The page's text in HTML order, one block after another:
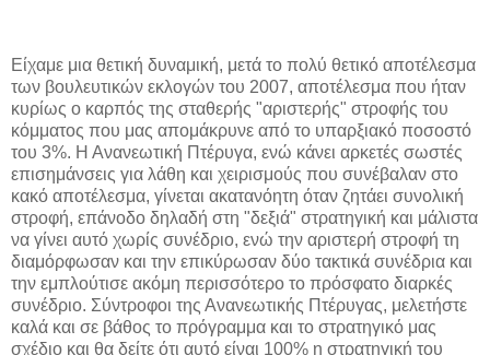
Είχαμε μια θετική δυναμική, μετά το πολύ θετικό αποτέλεσμα
των βουλευτικών εκλογών του 2007, αποτέλεσμα που ήταν
κυρίως ο καρπός της σταθερής "αριστερής" στροφής του
κόμματος που μας απομάκρυνε από το υπαρξιακό ποσοστό
του 3%. Η Ανανεωτική Πτέρυγα, ενώ κάνει αρκετές σωστές
επισημάνσεις για λάθη και χειρισμούς που συνέβαλαν στο
κακό αποτέλεσμα, γίνεται ακατανόητη όταν ζητάει συνολική
στροφή, επάνοδο δηλαδή στη "δεξιά" στρατηγική και μάλιστα
να γίνει αυτό χωρίς συνέδριο, ενώ την αριστερή στροφή τη
διαμόρφωσαν και την επικύρωσαν δύο τακτικά συνέδρια και
την εμπλούτισε ακόμη περισσότερο το πρόσφατο διαρκές
συνέδριο. Σύντροφοι της Ανανεωτικής Πτέρυγας, μελετήστε
καλά και σε βάθος το πρόγραμμα και το στρατηγικό μας
σχέδιο και θα δείτε ότι αυτό είναι 100% η στρατηγική του